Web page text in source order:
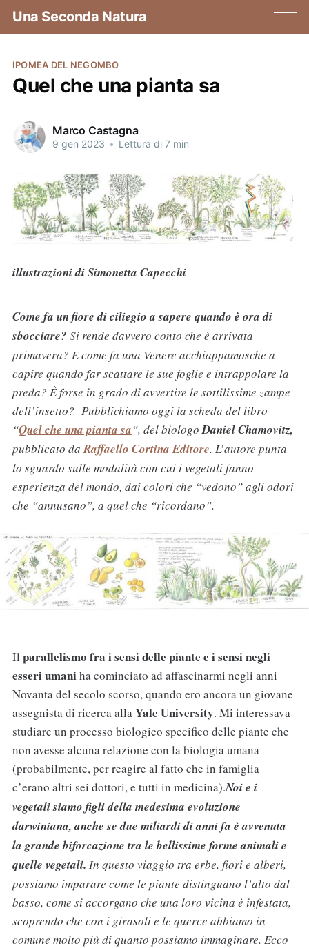
Una Seconda Natura
IPOMEA DEL NEGOMBO
Quel che una pianta sa
Marco Castagna
9 gen 2023 • Lettura di 7 min
illustrazioni di Simonetta Capecchi
Come fa un fiore di ciliegio a sapere quando è ora di
sbocciare? Si rende davvero conto che è arrivata
primavera? E come fa una Venere acchiappamosche a
capire quando far scattare le sue foglie e intrappolare la
preda? È forse in grado di avvertire le sottilissime zampe
dell’insetto? Pubblichiamo oggi la scheda del libro
“Quel che una pianta sa“, del biologoDaniel Chamovitz,
pubblicato daRaffaello Cortina Editore. L’autore punta
lo sguardo sulle modalità con cui i vegetali fanno
esperienza del mondo, dai colori che “vedono” agli odori
che “annusano”, a quel che “ricordano”.
Il parallelismo fra i sensi delle piante e i sensi negli
esseri umaniha cominciato ad affascinarmi negli anni
Novanta del secolo scorso, quando ero ancora un giovane
assegnista di ricerca allaYale University. Mi interessava
studiare un processo biologico specifico delle piante che
non avesse alcuna relazione con la biologia umana
(probabilmente, per reagire al fatto che in famiglia
c’erano altri sei dottori, e tutti in medicina).Noi e i
vegetali siamo figli della medesima evoluzione
darwiniana, anche se due miliardi di anni fa è avvenuta
la grande biforcazione tra le bellissime forme animali e
quelle vegetali. In questo viaggio tra erbe, fiori e alberi,
possiamo imparare come le piante distinguano l’alto dal
basso, come si accorgano che una loro vicina è infestata,
scoprendo che con i girasoli e le querce abbiamo in
comune molto più di quanto possiamo immaginare. Ecco